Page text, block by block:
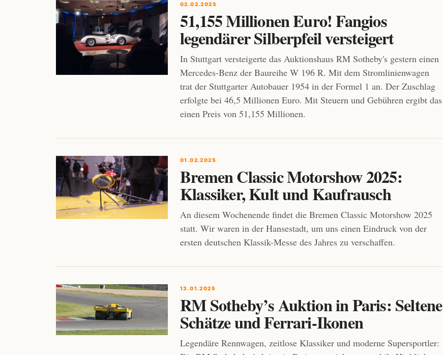
02.02.2025
51,155 Millionen Euro! Fangios
legendärer Silberpfeil versteigert
In Stuttgart versteigerte das Auktionshaus RM Sotheby's gestern einen
Mercedes-Benz der Baureihe W 196 R. Mit dem Stromlinienwagen
trat der Stuttgarter Autobauer 1954 in der Formel 1 an. Der Zuschlag
erfolgte bei 46,5 Millionen Euro. Mit Steuern und Gebühren ergibt das
einen Preis von 51,155 Millionen.
01.02.2025
Bremen Classic Motorshow 2025:
Klassiker, Kult und Kaufrausch
An diesem Wochenende findet die Bremen Classic Motorshow 2025
statt. Wir waren in der Hansestadt, um uns einen Eindruck von der
ersten deutschen Klassik-Messe des Jahres zu verschaffen.
13.01.2025
RM Sotheby’s Auktion in Paris: Seltene
Schätze und Ferrari-Ikonen
Legendäre Rennwagen, zeitlose Klassiker und moderne Supersportler: